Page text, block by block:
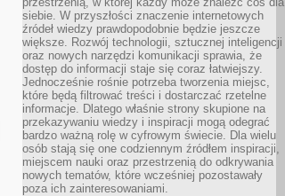
siebie. W przyszłości znaczenie internetowych
źródeł wiedzy prawdopodobnie będzie jeszcze
większe. Rozwój technologii, sztucznej inteligencji
oraz nowych narzędzi komunikacji sprawia, że
dostęp do informacji staje się coraz łatwiejszy.
Jednocześnie rośnie potrzeba tworzenia miejsc,
które będą filtrować treści i dostarczać rzetelne
informacje. Dlatego właśnie strony skupione na
przekazywaniu wiedzy i inspiracji mogą odegrać
bardzo ważną rolę w cyfrowym świecie. Dla wielu
osób stają się one codziennym źródłem inspiracji,
miejscem nauki oraz przestrzenią do odkrywania
nowych tematów, które wcześniej pozostawały
poza ich zainteresowaniami.